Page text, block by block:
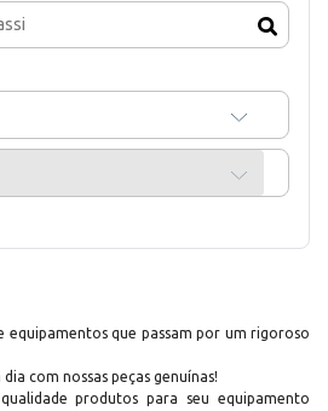
equipamentos que passam por um rigoroso
com nossas peças genuínas!
produtos para seu equipamento